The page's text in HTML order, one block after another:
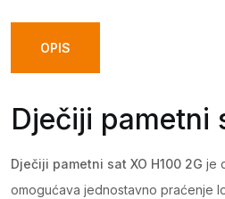
OPIS
Dječiji pametni
Dječiji pametni sat XO H100 2G je
omogućava jednostavno praćenje